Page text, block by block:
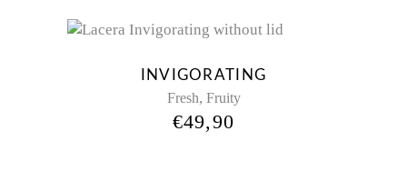
INVIGORATING
Fresh, Fruity
€49,90